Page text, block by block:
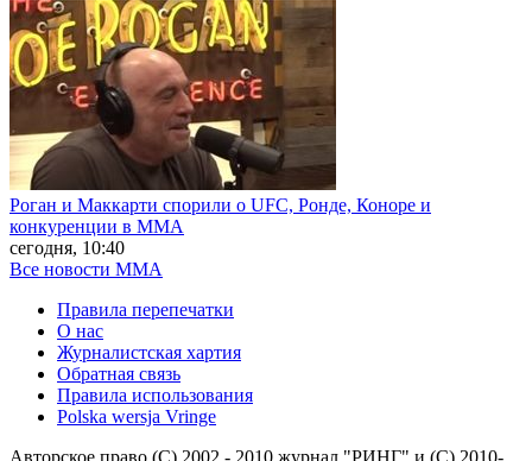
Роган и Маккарти спорили о UFC, Ронде, Коноре и
конкуренции в ММА
сегодня, 10:40
Все новости MMA
Правила перепечатки
О нас
Журналистская хартия
Обратная связь
Правила использования
Polska wersja Vringe
Авторское право (С) 2002 - 2010 журнал "РИНГ" и (С) 2010-